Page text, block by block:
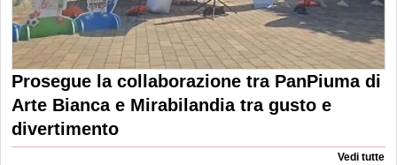
Prosegue la collaborazione tra PanPiuma di
Arte Bianca e Mirabilandia tra gusto e
divertimento
Vedi tutte